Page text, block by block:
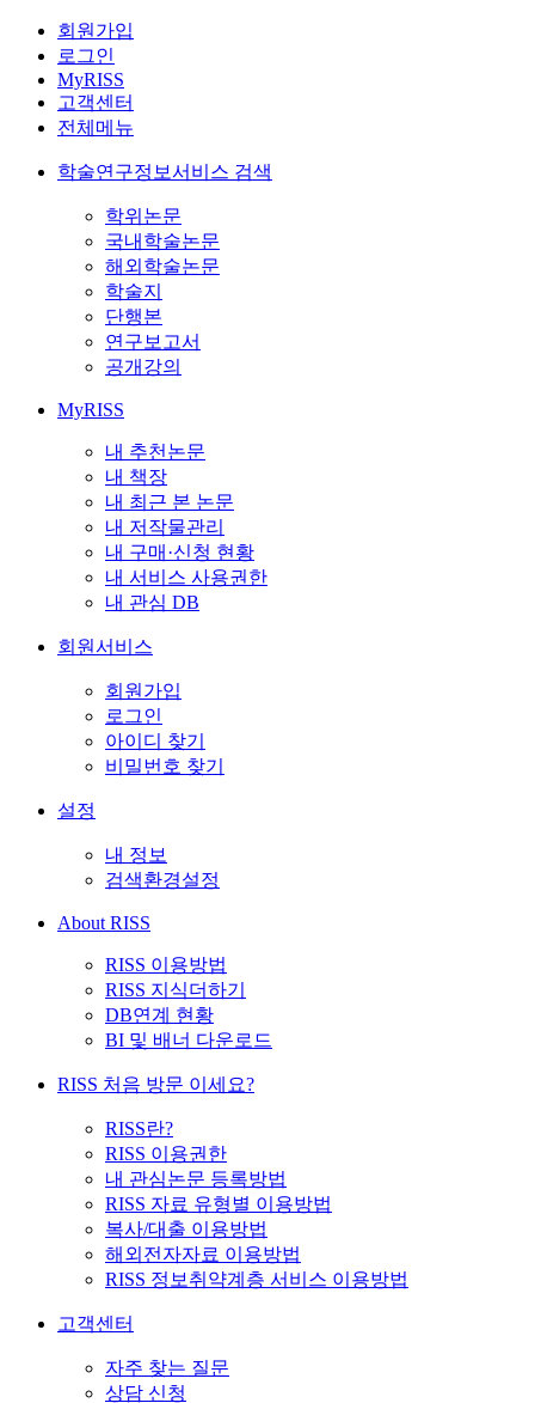
회원가입
로그인
MyRISS
고객센터
전체메뉴
학술연구정보서비스 검색
학위논문
국내학술논문
해외학술논문
학술지
단행본
연구보고서
공개강의
MyRISS
내 추천논문
내 책장
내 최근 본 논문
내 저작물관리
내 구매·신청 현황
내 서비스 사용권한
내 관심 DB
회원서비스
회원가입
로그인
아이디 찾기
비밀번호 찾기
설정
내 정보
검색환경설정
About RISS
RISS 이용방법
RISS 지식더하기
DB연계 현황
BI 및 배너 다운로드
RISS 처음 방문 이세요?
RISS란?
RISS 이용권한
내 관심논문 등록방법
RISS 자료 유형별 이용방법
복사/대출 이용방법
해외전자자료 이용방법
RISS 정보취약계층 서비스 이용방법
고객센터
자주 찾는 질문
상담 신청